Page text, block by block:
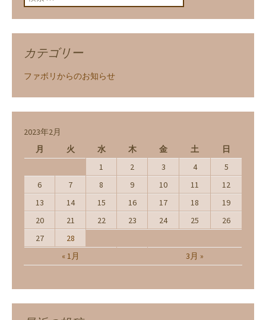
カテゴリー
ファボリからのお知らせ
2023年2月
月
火 水 木 金 土 日
« 1月 3月 »
1 2 3 4
5
6
7 8 9 10 11
12
13
14 15 16 17 18
19
20
21 22 23 24 25
26
27
28